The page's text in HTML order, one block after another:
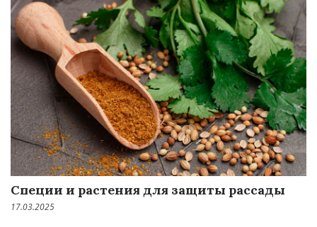
Специи и растения для защиты рассады
17.03.2025